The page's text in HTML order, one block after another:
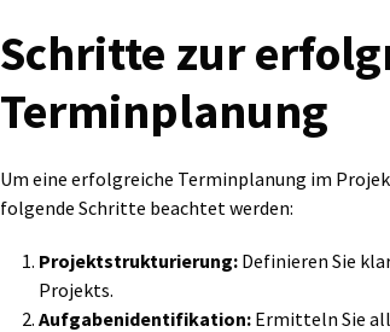
Schritte zur
Terminplanung
Um eine erfolgreiche Terminplanung im
folgende Schritte beachtet werden:
Projektstrukturierung:Definieren Sie
Projekts.
Aufgabenidentifikation:Ermitteln Sie